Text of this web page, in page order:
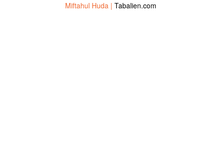
Miftahul Huda | Tabalien.com